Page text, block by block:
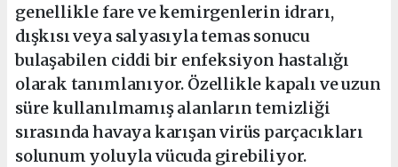
genellikle fare ve kemirgenlerin idrarı,
dışkısı veya salyasıyla temas sonucu
bulaşabilen ciddi bir enfeksiyon hastalığı
olarak tanımlanıyor. Özellikle kapalı ve uzun
süre kullanılmamış alanların temizliği
sırasında havaya karışan virüs parçacıkları
solunum yoluyla vücuda girebiliyor.